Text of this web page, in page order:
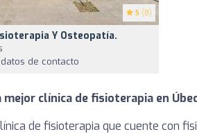
5 (8)
Y Osteopatía.
de contacto
clínica de fisioterapia en
de fisioterapia que cuente con